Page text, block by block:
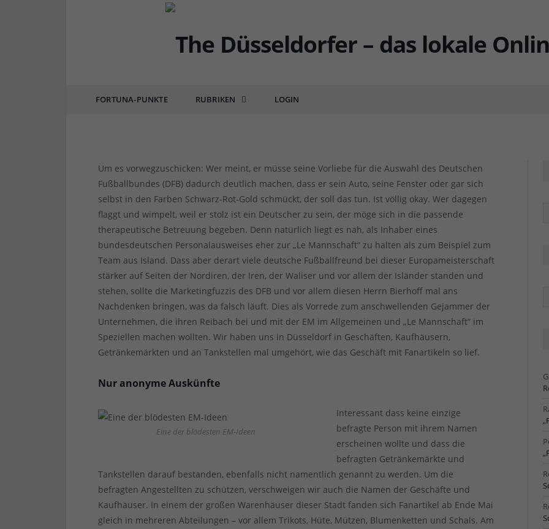
FORTUNA-PUNKTE RUBRIKEN LOGIN
DÜSSEL-POLITIK & POSITIONEN
Um es vorwegzuschicken: Wer meint, er müsse seine Vorliebe für die Auswahl des Deutschen
Fußballbundes (DFB) dadurch deutlich machen, dass er sein Auto, seine Fenster oder gar sich
selbst in den Farben Schwarz-Rot-Gold schmückt, der soll das tun. Ist völlig okay. Wer dagegen
flaggt und wimpelt, weil er stolz ist ein Deutscher zu sein, der möge sich in die passende
therapeutische Betreuung begeben. Denn natürlich liegt es nah, als Inhaber eines
bundesdeutschen Personalausweises eher zur „Le Mannschaft“ zu halten als zum Beispiel zum
Team aus Island. Dass aber derart viele deutsche Fußballfreund bei dieser Europameisterschaft
stärker auf Seiten der Nordiren, der Iren, der Waliser und vor allem der Isländer standen und
stehen, sollte die Marketingfuzzis des DFB und vor allem diesen Herrn Bierhoff mal ans
Nachdenken bringen, was da falsch läuft. Dies als Vorrede zum anschwellenden Gejammer der
Unternehmen, die ihren Reibach bei und mit der EM im Allgemeinen und „Le Mannschaft“ im
Speziellen machen wollten. Wir haben uns in Düsseldorf in Geschäften, Kaufhäusern,
Getränkemärkten und an Tankstellen mal umgehört, wie das Geschäft mit Fanartikeln so lief.
Nur anonyme Auskünfte
Eine der blödesten EM-Ideen
Interessant dass keine einzige
befragte Person mit ihrem Namen
erscheinen wollte und dass die
befragten Getränkemärkte und
Tankstellen darauf bestanden, ebenfalls nicht namentlich genannt zu werden. Um die
befragten Angestellten zu schützen, verschweigen wir auch die Namen der Geschäfte und
Kaufhäuser. In einem der großen Warenhäuser dieser Stadt fanden sich Fanartikel ab Ende Mai
gleich in mehreren Abteilungen – vor allem Trikots, Hüte, Mützen, Blumenketten und Schals. Am